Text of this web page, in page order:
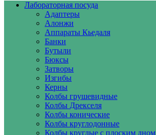
Лабораторная посуда
Адаптеры
Алонжи
Аппараты Кьедаля
Банки
Бутыли
Бюксы
Затворы
Изгибы
Керны
Колбы грушевидные
Колбы Дрекселя
Колбы конические
Колбы круглодонные
Колбы круглые с плоским дном